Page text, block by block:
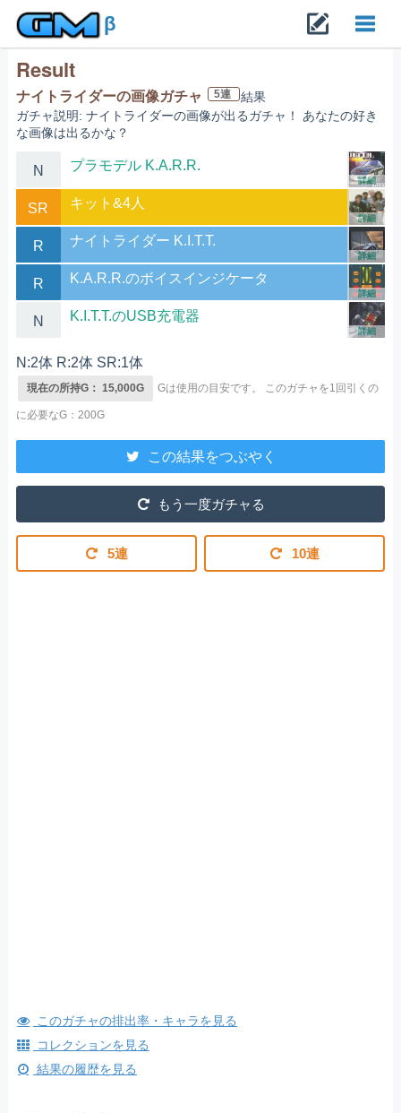
β
Result
ナイトライダーの画像ガチャ 5連
結果
ガチャ説明: ナイトライダーの画像が出るガチャ！ あなたの好き
な画像は出るかな？
N プラモデル K.A.R.R.
詳細
SR キット&4人
詳細
R ナイトライダー K.I.T.T.
詳細
R K.A.R.R.のボイスインジケータ
詳細
N K.I.T.T.のUSB充電器
詳細
N:2体 R:2体 SR:1体
現在の所持G： 15,000G Gは使用の目安です。 このガチャを1回引くの
に必要なG：200G
この結果をつぶやく
もう一度ガチャる
5連 10連
このガチャの排出率・キャラを見る
コレクションを見る
結果の履歴を見る